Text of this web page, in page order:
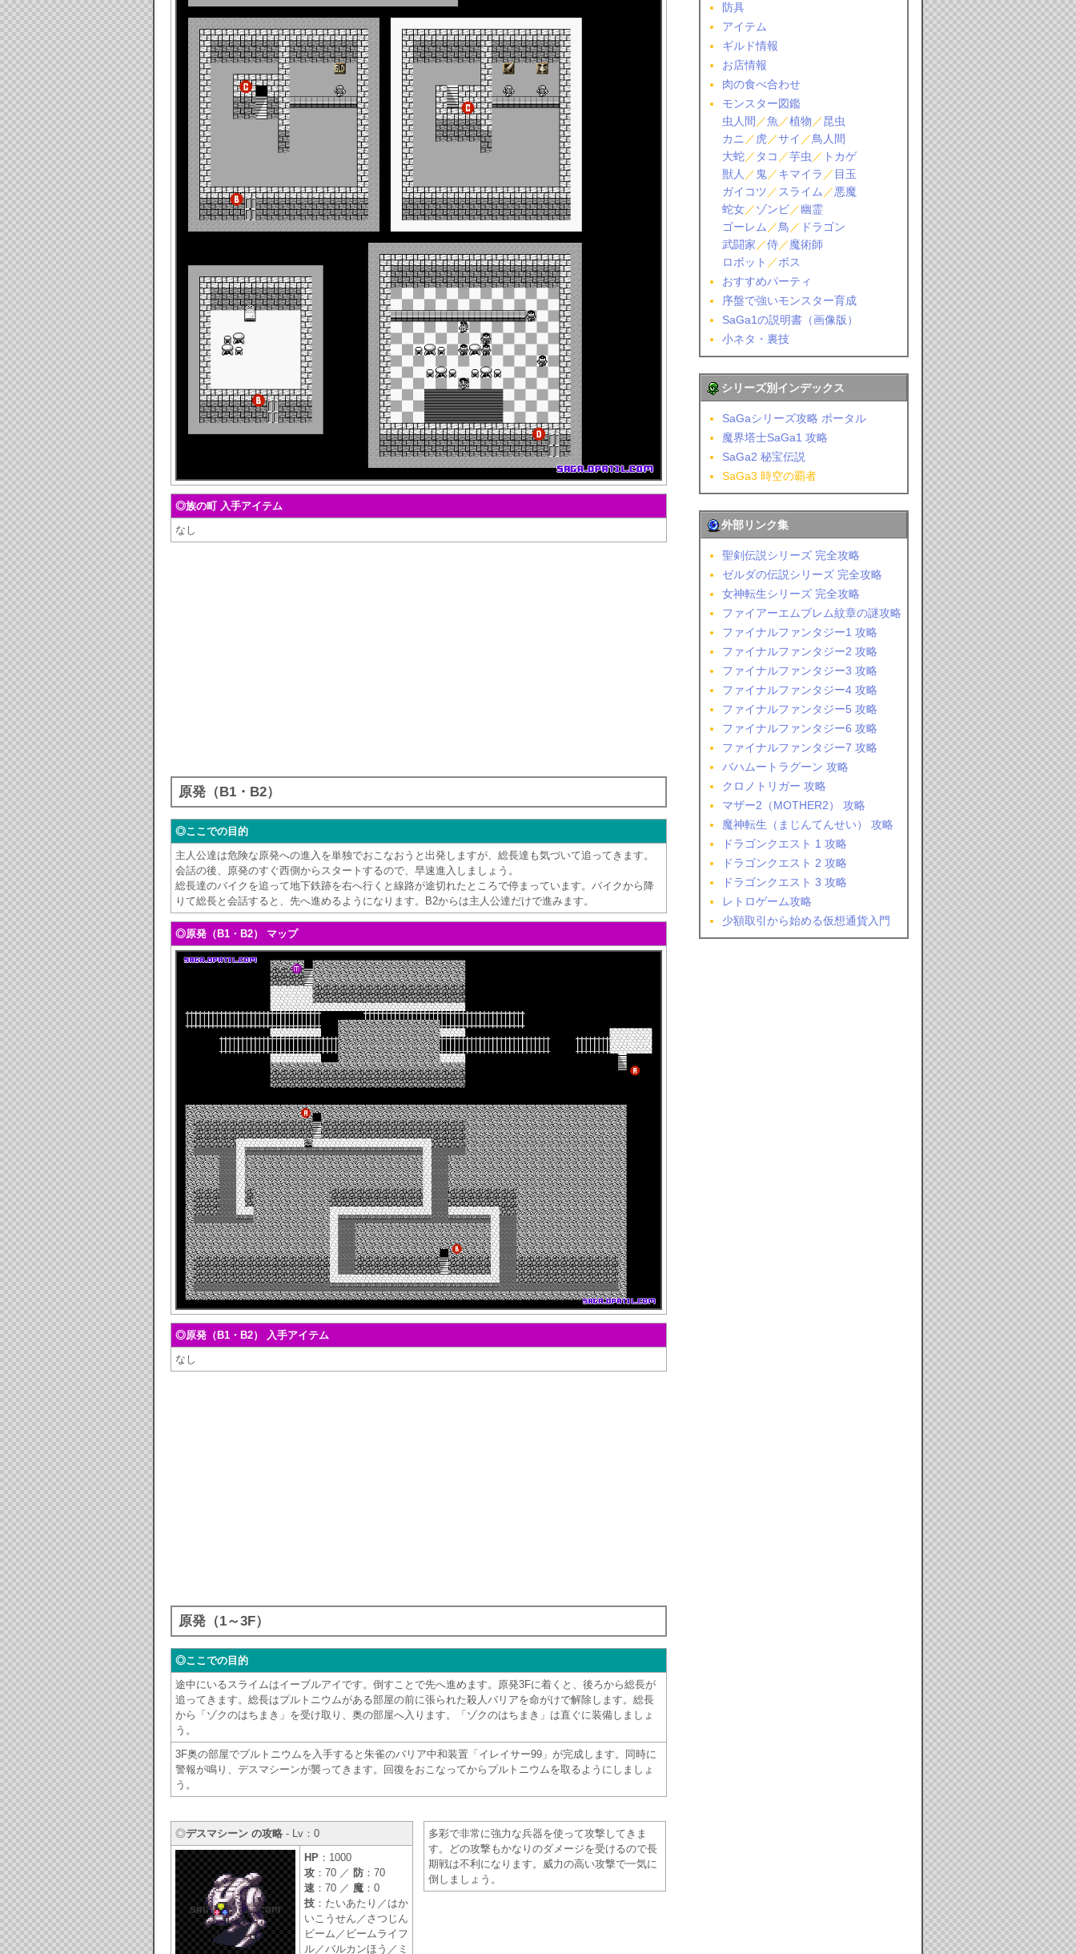
◎族の町 入手アイテム
なし
原発（B1・B2）
◎ここでの目的
主人公達は危険な原発への進入を単独でおこなおうと出発しますが、総長達も気づいて追ってきます。
会話の後、原発のすぐ西側からスタートするので、早速進入しましょう。
総長達のバイクを追って地下鉄跡を右へ行くと線路が途切れたところで停まっています。バイクから降
りて総長と会話すると、先へ進めるようになります。B2からは主人公達だけで進みます。
◎原発（B1・B2） マップ
◎原発（B1・B2） 入手アイテム
なし
原発（1～3F）
◎ここでの目的
途中にいるスライムはイーブルアイです。倒すことで先へ進めます。原発3Fに着くと、後ろから総長が
追ってきます。総長はプルトニウムがある部屋の前に張られた殺人バリアを命がけで解除します。総長
から「ゾクのはちまき」を受け取り、奥の部屋へ入ります。「ゾクのはちまき」は直ぐに装備しましょ
う。
3F奥の部屋でプルトニウムを入手すると朱雀のバリア中和装置「イレイサー99」が完成します。同時に
警報が鳴り、デスマシーンが襲ってきます。回復をおこなってからプルトニウムを取るようにしましょ
う。
◎デスマシーン の攻略 - Lv：0
HP ：1000
攻 ：70 ／ 防 ：70
速 ：70 ／ 魔 ：0
技 ：たいあたり／はか
いこうせん／さつじん
ビーム／ビームライフ
ル／バルカンほう／ミ
多彩で非常に強力な兵器を使って攻撃してきま
す。どの攻撃もかなりのダメージを受けるので長
期戦は不利になります。威力の高い攻撃で一気に
倒しましょう。
防具
アイテム
ギルド情報
お店情報
肉の食べ合わせ
モンスター図鑑
虫人間 ／魚 ／植物 ／昆虫
カニ ／ 虎 ／サイ ／鳥人間
大蛇／ タコ ／芋虫 ／ トカゲ
獣人 ／ 鬼／キマイラ ／ 目玉
ガイコツ ／ スライム ／悪魔
蛇女／ゾンビ／幽霊
ゴーレム ／鳥 ／ ドラゴン
武闘家 ／侍／魔術師
ロボット ／ボス
おすすめパーティ
序盤で強いモンスター育成
SaGa1の説明書（画像版）
小ネタ・裏技
シリーズ別インデックス
SaGaシリーズ攻略 ポータル
魔界塔士SaGa1 攻略
SaGa2 秘宝伝説
SaGa3 時空の覇者
外部リンク集
聖剣伝説シリーズ 完全攻略
ゼルダの伝説シリーズ 完全攻略
女神転生シリーズ 完全攻略
ファイアーエムブレム紋章の謎攻略
ファイナルファンタジー1 攻略
ファイナルファンタジー2 攻略
ファイナルファンタジー3 攻略
ファイナルファンタジー4 攻略
ファイナルファンタジー5 攻略
ファイナルファンタジー6 攻略
ファイナルファンタジー7 攻略
バハムートラグーン 攻略
クロノトリガー 攻略
マザー2（MOTHER2） 攻略
魔神転生（まじんてんせい） 攻略
ドラゴンクエスト 1 攻略
ドラゴンクエスト 2 攻略
ドラゴンクエスト 3 攻略
レトロゲーム攻略
少額取引から始める仮想通貨入門